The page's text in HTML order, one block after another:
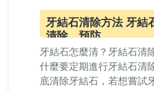
牙結石清除方法 牙結
清除、預防
牙結石怎麼清？牙結石清
什麼要定期進行牙結石清
底清除牙結石，若想嘗試